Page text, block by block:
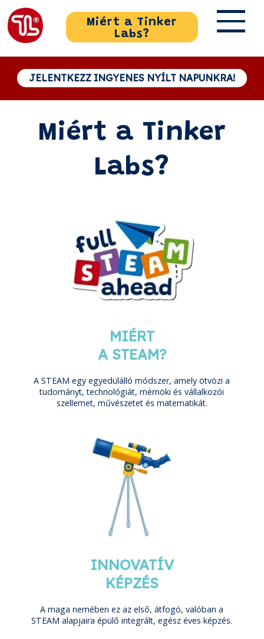
Miért a Tinker
Labs?
JELENTKEZZ INGYENES NYÍLT NAPUNKRA!
Miért a Tinker
Labs?
MIÉRT
A STEAM?
A STEAM egy egyedülálló módszer, amely ötvözi a
tudományt, technológiát, mérnöki és vállalkozói
szellemet, művészetet és matematikát.
INNOVATÍV
KÉPZÉS
A maga nemében ez az első, átfogó, valóban a
STEAM alapjaira épülő integrált, egész éves képzés.